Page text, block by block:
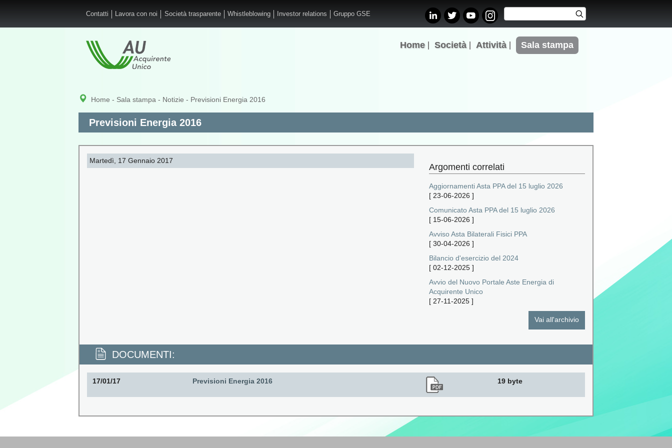
Contatti Lavora con noi Società trasparente Whistleblowing Investor relations Gruppo GSE
Form di
ricerca
Cerca
Home Società Attività Sala stampa
Home - Sala stampa - Notizie - Previsioni Energia 2016
Previsioni Energia 2016
Martedì, 17 Gennaio 2017
Argomenti correlati
Aggiornamenti Asta PPA del 15 luglio 2026
[ 23-06-2026 ]
Comunicato Asta PPA del 15 luglio 2026
[ 15-06-2026 ]
Avviso Asta Bilaterali Fisici PPA
[ 30-04-2026 ]
Bilancio d'esercizio del 2024
[ 02-12-2025 ]
Avvio del Nuovo Portale Aste Energia di
Acquirente Unico
[ 27-11-2025 ]
Vai all'archivio
DOCUMENTI:
17/01/17 Previsioni Energia 2016 19 byte